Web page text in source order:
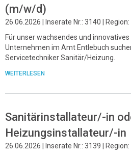
(m/w/d)
26.06.2026 | Inserate Nr.: 3140 |
Für unser wachsendes und
Unternehmen im Amt Entlebuch
Servicetechniker Sanitär/Heizung.
WEITERLESEN
Sanitärinstallateur/-in
Heizungsinstallateur/-in
26.06.2026 | Inserate Nr.: 3139 |